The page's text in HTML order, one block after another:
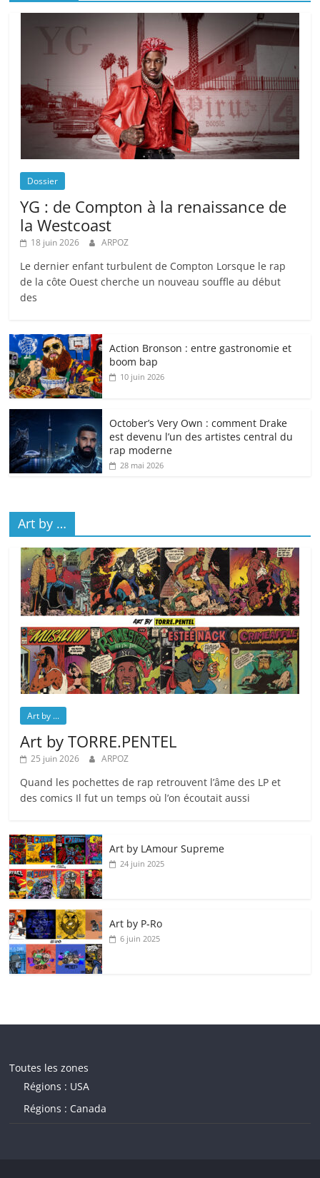
Dossier
YG : de Compton à la renaissance de
la Westcoast
18 juin 2026 ARPOZ
Le dernier enfant turbulent de Compton Lorsque le rap
de la côte Ouest cherche un nouveau souffle au début
des
Action Bronson : entre gastronomie et
boom bap
10 juin 2026
October’s Very Own : comment Drake
est devenu l’un des artistes central du
rap moderne
28 mai 2026
Art by …
Art by ...
Art by TORRE.PENTEL
25 juin 2026 ARPOZ
Quand les pochettes de rap retrouvent l’âme des LP et
des comics Il fut un temps où l’on écoutait aussi
Art by LAmour Supreme
24 juin 2025
Art by P‑Ro
6 juin 2025
Toutes les zones
Régions : USA
Régions : Canada